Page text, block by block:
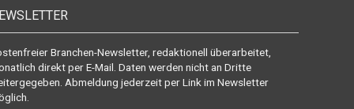
Branchen-Newsletter, redaktionell überarbeitet,
direkt per E-Mail. Daten werden nicht an Dritte
Abmeldung jederzeit per Link im Newsletter